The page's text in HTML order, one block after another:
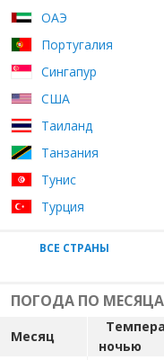
ОАЭ
Португалия
Сингапур
США
Таиланд
Танзания
Тунис
Турция
ВСЕ СТРАНЫ
ПОГОДА ПО
Месяц
ночью